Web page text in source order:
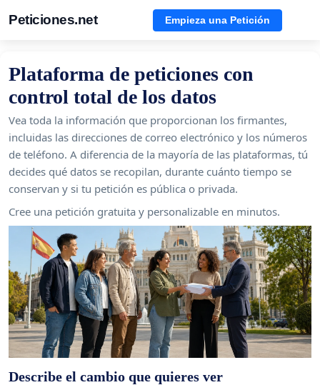
Peticiones.net Empieza una Petición
Plataforma de peticiones con
control total de los datos
Vea toda la información que proporcionan los firmantes,
incluidas las direcciones de correo electrónico y los números
de teléfono. A diferencia de la mayoría de las plataformas, tú
decides qué datos se recopilan, durante cuánto tiempo se
conservan y si tu petición es pública o privada.
Cree una petición gratuita y personalizable en minutos.
Describe el cambio que quieres ver